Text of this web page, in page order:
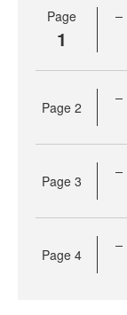
Page
1
Page 2
Page 3
Page 4